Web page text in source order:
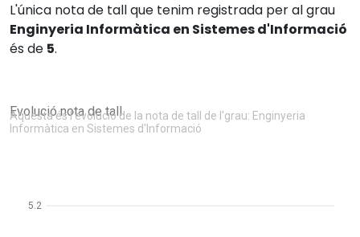
L'única nota de tall que tenim registrada per al grau
Enginyeria Informàtica en Sistemes d'Informació
és de 5.
Evolució nota de tall
Aquesta és l'evolució de la nota de tall de l'grau: Enginyeria
Informàtica en Sistemes d'Informació
5.2